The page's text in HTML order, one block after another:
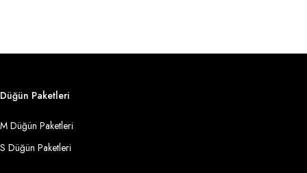
Düğün Paketleri
M Düğün Paketleri
S Düğün Paketleri